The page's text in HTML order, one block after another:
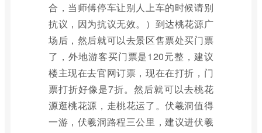
合，当师傅停车让别人上车的时候请别
抗议，因为抗议无效。）到达桃花源广
场后，然后就可以去景区售票处买门票
了，外地游客买门票是120元整，建议
楼主现在去官网订票，现在在打折，门
票打折好像是7折。然后就可以去桃花
源逛桃花源，走桃花运了。伏羲洞值得
一游，伏羲洞路程三公里，建议进伏羲